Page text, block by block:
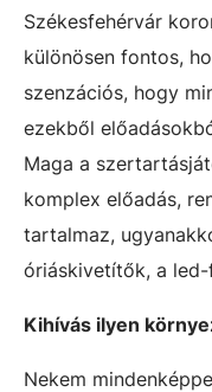
Székesfehérvár
különösen fontos,
szenzációs, hogy
ezekből
Maga a
komplex előadás,
tartalmaz,
óriáskivetítők, a led-
Kihívás ilyen
Nekem